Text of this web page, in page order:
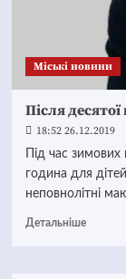
Mіські новини
Після
18:52 26.12.2019
Під час зимових
година для
неповнолітні
Детальніше